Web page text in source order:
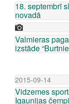
18. septembrī
novadā
Valmieras
izstāde
2015-09-14
Vidzemes
Igaunijas